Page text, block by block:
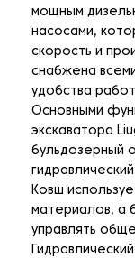
мощным
насосами,
скорость и
снабжена
удобства
Основными
экскаватора
бульдозерный
Ковш
материалов, а
управлять